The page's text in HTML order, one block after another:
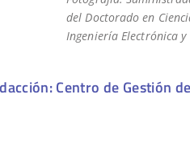
del Doctorado en
Ingeniería Electrónica y
Centro de Gestión